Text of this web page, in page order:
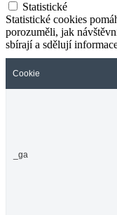
Statistické
Statistické cookies
porozuměli, jak
sbírají a sdělují
Cookie
_ga